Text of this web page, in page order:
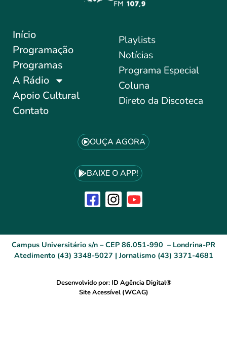
Início
Programação
Programas
A Rádio
Apoio Cultural
Contato
Playlists
Notícias
Programa Especial
Coluna
Direto da Discoteca
OUÇA AGORA
BAIXE O APP!
Campus Universitário s/n – CEP 86.051-990 – Londrina-PR
Atedimento (43) 3348-5027 | Jornalismo (43) 3371-4681
Desenvolvido por: ID Agência Digital®
Site Acessível (WCAG)